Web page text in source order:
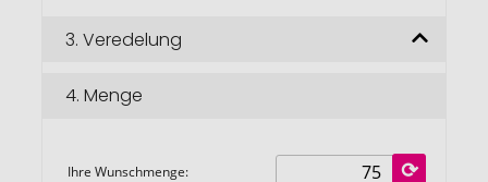
3. Veredelung
4. Menge
Ihre Wunschmenge: